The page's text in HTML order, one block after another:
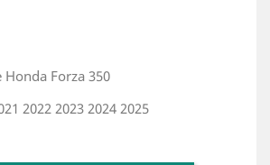
Forza 350
2022 2023 2024 2025